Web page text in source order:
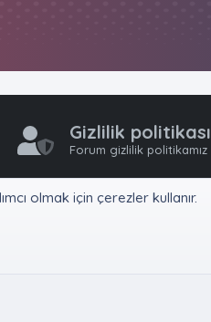
Gizlilik politikası
Forum gizlilik politikamız
olmak için çerezler kullanır.